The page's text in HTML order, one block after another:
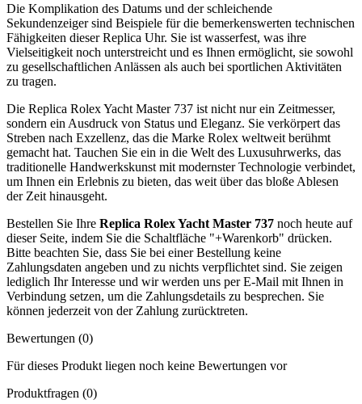
Die Komplikation des Datums und der schleichende
Sekundenzeiger sind Beispiele für die bemerkenswerten technischen
Fähigkeiten dieser Replica Uhr. Sie ist wasserfest, was ihre
Vielseitigkeit noch unterstreicht und es Ihnen ermöglicht, sie sowohl
zu gesellschaftlichen Anlässen als auch bei sportlichen Aktivitäten
zu tragen.
Die Replica Rolex Yacht Master 737 ist nicht nur ein Zeitmesser,
sondern ein Ausdruck von Status und Eleganz. Sie verkörpert das
Streben nach Exzellenz, das die Marke Rolex weltweit berühmt
gemacht hat. Tauchen Sie ein in die Welt des Luxusuhrwerks, das
traditionelle Handwerkskunst mit modernster Technologie verbindet,
um Ihnen ein Erlebnis zu bieten, das weit über das bloße Ablesen
der Zeit hinausgeht.
Bestellen Sie Ihre Replica Rolex Yacht Master 737 noch heute auf
dieser Seite, indem Sie die Schaltfläche "+Warenkorb" drücken.
Bitte beachten Sie, dass Sie bei einer Bestellung keine
Zahlungsdaten angeben und zu nichts verpflichtet sind. Sie zeigen
lediglich Ihr Interesse und wir werden uns per E-Mail mit Ihnen in
Verbindung setzen, um die Zahlungsdetails zu besprechen. Sie
können jederzeit von der Zahlung zurücktreten.
Bewertungen (0)
Für dieses Produkt liegen noch keine Bewertungen vor
Produktfragen (0)